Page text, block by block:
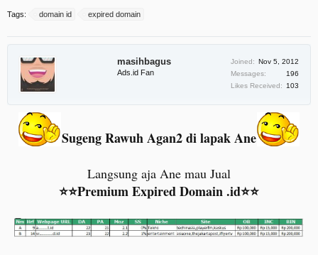
Tags: domain id expired domain
masihbagus
Ads.id Fan
Joined: Nov 5, 2012
Messages:
196
Likes Received:
103
Sugeng Rawuh Agan2 di lapak Ane
Langsung aja Ane mau Jual
⭐⭐Premium Expired Domain .id⭐⭐